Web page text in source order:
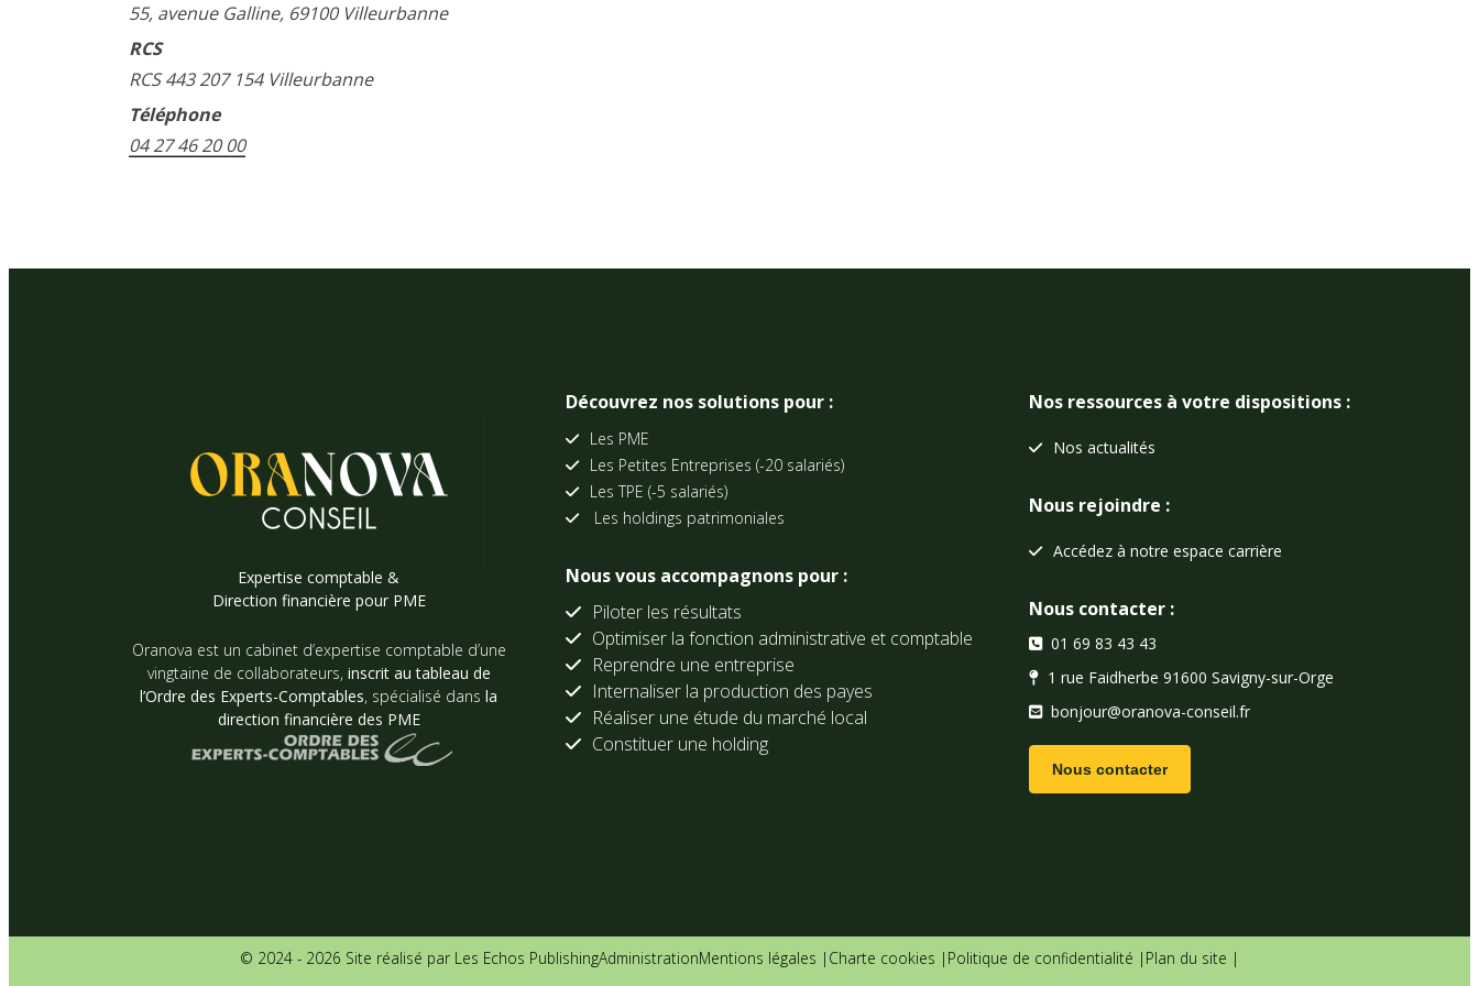
55, avenue Galline, 69100 Villeurbanne
RCS
RCS 443 207 154 Villeurbanne
Téléphone
04 27 46 20 00
Expertise comptable &
Direction financière pour PME
Oranova est un cabinet d’expertise comptable d’une
vingtaine de collaborateurs, inscrit au tableau de
l’Ordre des Experts-Comptables, spécialisé dans la
direction financière des PME
Découvrez nos solutions pour :
Les PME
Les Petites Entreprises (-20 salariés)
Les TPE (-5 salariés)
Les holdings patrimoniales
Nous vous accompagnons pour :
Piloter les résultats
Optimiser la fonction administrative et comptable
Reprendre une entreprise
Internaliser la production des payes
Réaliser une étude du marché local
Constituer une holding
Nos ressources à votre dispositions :
Nos actualités
Nous rejoindre :
Accédez à notre espace carrière
Nous contacter :
01 69 83 43 43
1 rue Faidherbe 91600 Savigny-sur-Orge
bonjour@oranova-conseil.fr
Nous contacter
© 2024 - 2026 Site réalisé par Les Echos PublishingAdministrationMentions légales | Charte cookies | Politique de confidentialité | Plan du site |